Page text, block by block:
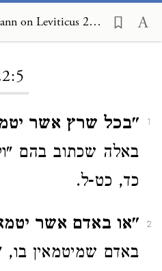
David Zvi Hoffmann on Leviticus 22:5
1 "בכל שרץ אשר
באלה שכתוב בהם
כד, כט-ל.
2 "או באדם אשר
באדם שמיטמאין